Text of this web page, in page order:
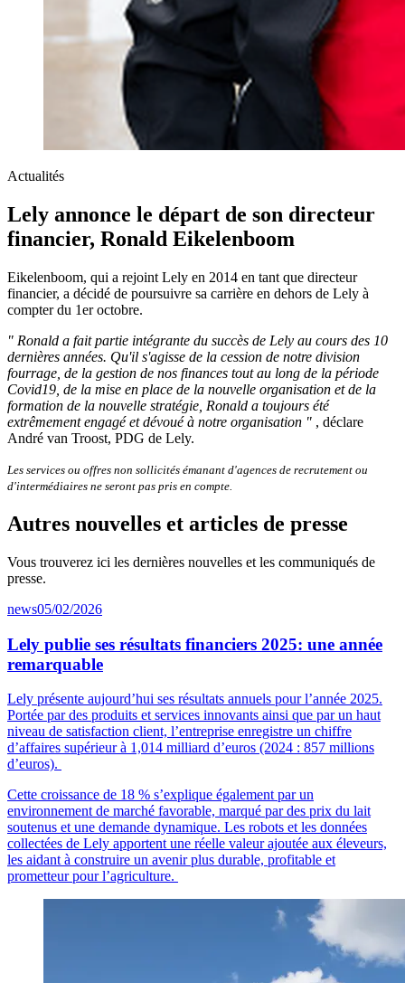
Actualités
Lely annonce le départ de son directeur
financier, Ronald Eikelenboom
Eikelenboom, qui a rejoint Lely en 2014 en tant que directeur
financier, a décidé de poursuivre sa carrière en dehors de Lely à
compter du 1er octobre.
" Ronald a fait partie intégrante du succès de Lely au cours des 10
dernières années. Qu'il s'agisse de la cession de notre division
fourrage, de la gestion de nos finances tout au long de la période
Covid19, de la mise en place de la nouvelle organisation et de la
formation de la nouvelle stratégie, Ronald a toujours été
extrêmement engagé et dévoué à notre organisation " , déclare
André van Troost, PDG de Lely.
Les services ou offres non sollicités émanant d'agences de recrutement ou
d'intermédiaires ne seront pas pris en compte.
Autres nouvelles et articles de presse
Vous trouverez ici les dernières nouvelles et les communiqués de
presse.
news05/02/2026
Lely publie ses résultats financiers 2025: une année
remarquable
Lely présente aujourd’hui ses résultats annuels pour l’année 2025.
Portée par des produits et services innovants ainsi que par un haut
niveau de satisfaction client, l’entreprise enregistre un chiffre
d’affaires supérieur à 1,014 milliard d’euros (2024 : 857 millions
d’euros).
Cette croissance de 18 % s’explique également par un
environnement de marché favorable, marqué par des prix du lait
soutenus et une demande dynamique. Les robots et les données
collectées de Lely apportent une réelle valeur ajoutée aux éleveurs,
les aidant à construire un avenir plus durable, profitable et
prometteur pour l’agriculture.